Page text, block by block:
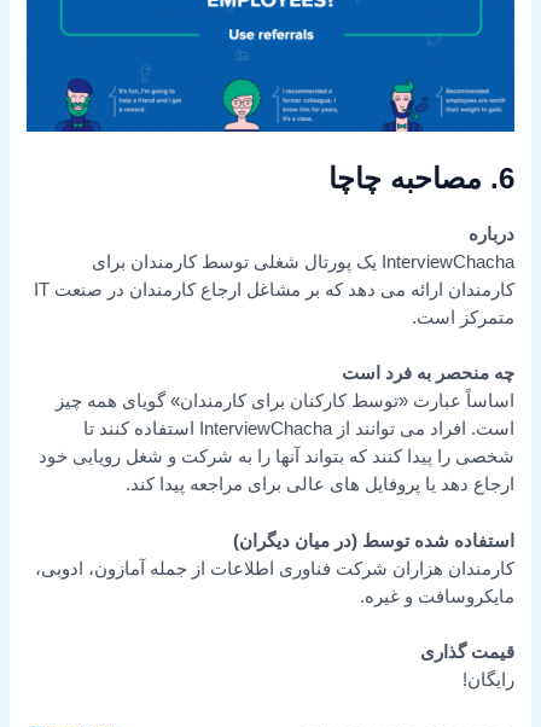
6. مصاحبه چاچا
درباره
InterviewChacha یک پورتال شغلی توسط کارمندان برای
کارمندان ارائه می دهد که بر مشاغل ارجاع کارمندان در صنعت IT
متمرکز است.
چه منحصر به فرد است
اساساً عبارت «توسط کارکنان برای کارمندان» گویای همه چیز
است. افراد می توانند از InterviewChacha استفاده کنند تا
شخصی را پیدا کنند که بتواند آنها را به شرکت و شغل رویایی خود
ارجاع دهد یا پروفایل های عالی برای مراجعه پیدا کند.
استفاده شده توسط (در میان دیگران)
کارمندان هزاران شرکت فناوری اطلاعات از جمله آمازون، ادوبی،
مایکروسافت و غیره.
قیمت گذاری
رایگان!